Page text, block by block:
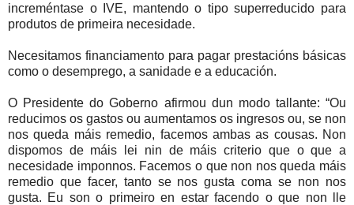
increméntase o IVE, mantendo o tipo superreducido para
produtos de primeira necesidade.
Necesitamos financiamento para pagar prestacións básicas
como o desemprego, a sanidade e a educación.
O Presidente do Goberno afirmou dun modo tallante: “Ou
reducimos os gastos ou aumentamos os ingresos ou, se non
nos queda máis remedio, facemos ambas as cousas. Non
dispomos de máis lei nin de máis criterio que o que a
necesidade imponnos. Facemos o que non nos queda máis
remedio que facer, tanto se nos gusta coma se non nos
gusta. Eu son o primeiro en estar facendo o que non lle